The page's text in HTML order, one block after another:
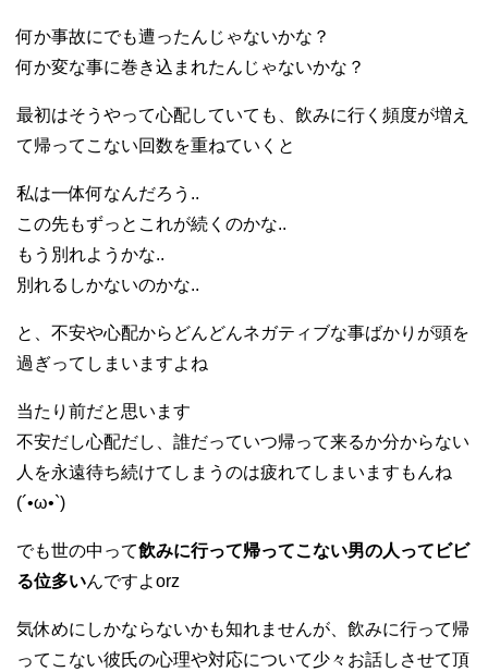
何か事故にでも遭ったんじゃないかな？
何か変な事に巻き込まれたんじゃないかな？
最初はそうやって心配していても、飲みに行く頻度が増え
て帰ってこない回数を重ねていくと
私は一体何なんだろう..
この先もずっとこれが続くのかな..
もう別れようかな..
別れるしかないのかな..
と、不安や心配からどんどんネガティブな事ばかりが頭を
過ぎってしまいますよね
当たり前だと思います
不安だし心配だし、誰だっていつ帰って来るか分からない
人を永遠待ち続けてしまうのは疲れてしまいますもんね
(´•ω•`)
でも世の中って飲みに行って帰ってこない男の人ってビビ
る位多いんですよorz
気休めにしかならないかも知れませんが、飲みに行って帰
ってこない彼氏の心理や対応について少々お話しさせて頂